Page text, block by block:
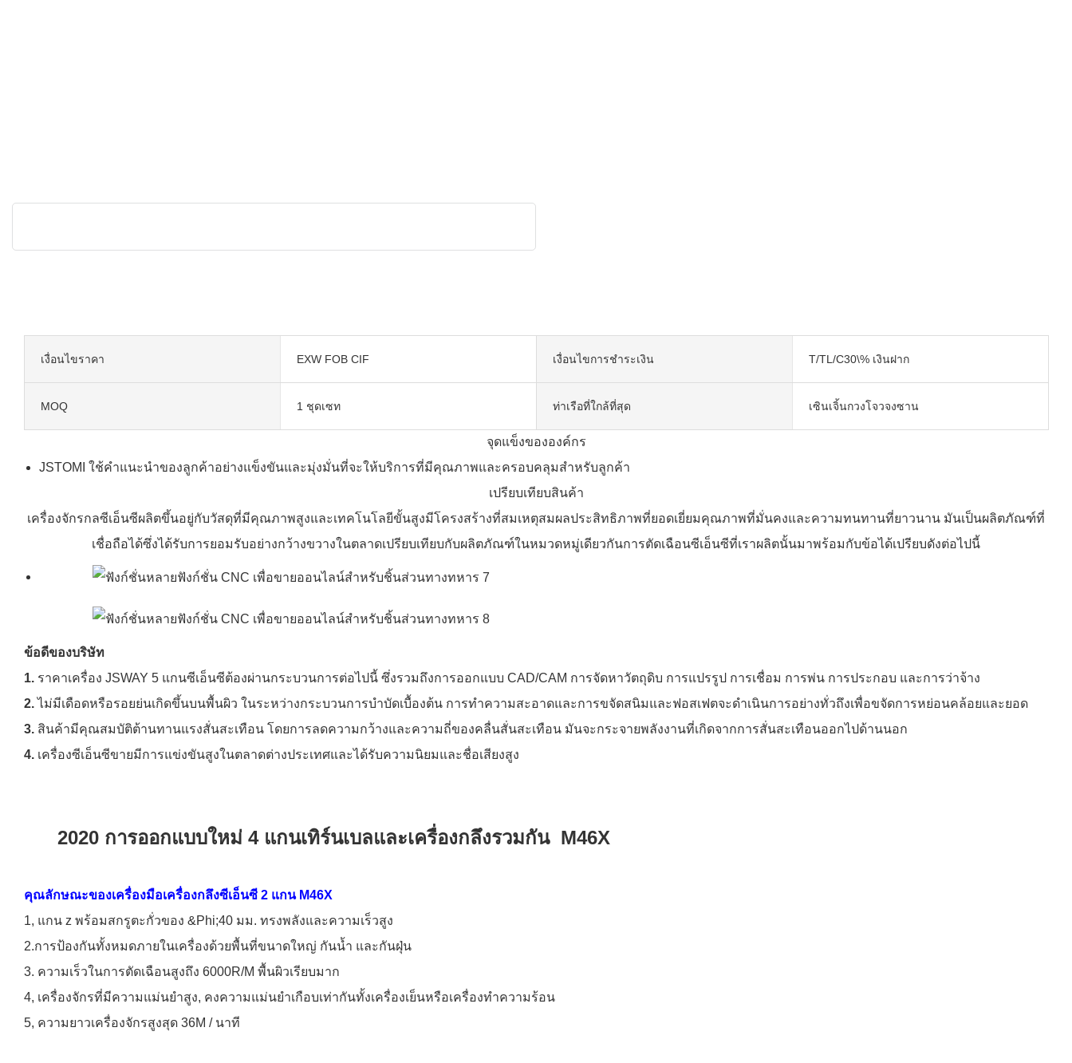
เงื่อนไขราคา EXW FOB CIF เงื่อนไขการชำระเงิน T/TL/C30\% เงินฝาก
MOQ 1 ชุดเซท ท่าเรือที่ใกล้ที่สุด เซินเจิ้นกวงโจวจงซาน
จุดแข็งขององค์กร
JSTOMI ใช้คำแนะนำของลูกค้าอย่างแข็งขันและมุ่งมั่นที่จะให้บริการที่มีคุณภาพและครอบคลุมสำหรับลูกค้า
เปรียบเทียบสินค้า
เครื่องจักรกลซีเอ็นซีผลิตขึ้นอยู่กับวัสดุที่มีคุณภาพสูงและเทคโนโลยีขั้นสูงมีโครงสร้างที่สมเหตุสมผลประสิทธิภาพที่ยอดเยี่ยมคุณภาพที่มั่นคงและความทนทานที่ยาวนาน มันเป็นผลิตภัณฑ์ที่
เชื่อถือได้ซึ่งได้รับการยอมรับอย่างกว้างขวางในตลาดเปรียบเทียบกับผลิตภัณฑ์ในหมวดหมู่เดียวกันการตัดเฉือนซีเอ็นซีที่เราผลิตนั้นมาพร้อมกับข้อได้เปรียบดังต่อไปนี้
ข้อดีของบริษัท
1. ราคาเครื่อง JSWAY 5 แกนซีเอ็นซีต้องผ่านกระบวนการต่อไปนี้ ซึ่งรวมถึงการออกแบบ CAD/CAM การจัดหาวัตถุดิบ การแปรรูป การเชื่อม การพ่น การประกอบ และการว่าจ้าง
2.ไม่มีเดือดหรือรอยย่นเกิดขึ้นบนพื้นผิว ในระหว่างกระบวนการบำบัดเบื้องต้น การทำความสะอาดและการขจัดสนิมและฟอสเฟตจะดำเนินการอย่างทั่วถึงเพื่อขจัดการหย่อนคล้อยและยอด
3. สินค้ามีคุณสมบัติต้านทานแรงสั่นสะเทือน โดยการลดความกว้างและความถี่ของคลื่นสั่นสะเทือน มันจะกระจายพลังงานที่เกิดจากการสั่นสะเทือนออกไปด้านนอก
4. เครื่องซีเอ็นซีขายมีการแข่งขันสูงในตลาดต่างประเทศและได้รับความนิยมและชื่อเสียงสูง
2020 การออกแบบใหม่ 4 แกนเทิร์นเบลและเครื่องกลึงรวมกัน M46X
คุณลักษณะของเครื่องมือเครื่องกลึงซีเอ็นซี 2 แกน M46X
1, แกน z พร้อมสกรูตะกั่วของ &Phi;40 มม. ทรงพลังและความเร็วสูง
2.การป้องกันทั้งหมดภายในเครื่องด้วยพื้นที่ขนาดใหญ่ กันน้ำ และกันฝุ่น
3. ความเร็วในการตัดเฉือนสูงถึง 6000R/M พื้นผิวเรียบมาก
4, เครื่องจักรที่มีความแม่นยำสูง, คงความแม่นยำเกือบเท่ากันทั้งเครื่องเย็นหรือเครื่องทำความร้อน
5, ความยาวเครื่องจักรสูงสุด 36M / นาที